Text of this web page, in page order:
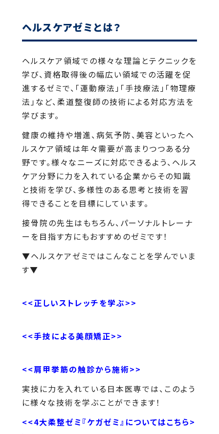
ヘルスケアゼミとは？
ヘルスケア領域での様々な理論とテクニックを
学び、資格取得後の幅広い領域での活躍を促
進するゼミで、「運動療法」「手技療法」「物理療
法」など、柔道整復師の技術による対応方法を
学びます。
健康の維持や増進、病気予防、美容といったヘ
ルスケア領域は年々需要が高まりつつある分
野です。様々なニーズに対応できるよう、ヘルス
ケア分野に力を入れている企業からその知識
と技術を学び、多様性のある思考と技術を習
得できることを目標にしています。
接骨院の先生はもちろん、パーソナルトレーナ
ーを目指す方にもおすすめのゼミです！
▼ヘルスケアゼミではこんなことを学んでいま
す▼
<<正しいストレッチを学ぶ>>
<<手技による美顔矯正>>
<<肩甲挙筋の触診から施術>>
実技に力を入れている日本医専では、このよう
に様々な技術を学ぶことができます！
<<4大柔整ゼミ『ケガゼミ』についてはこちら>